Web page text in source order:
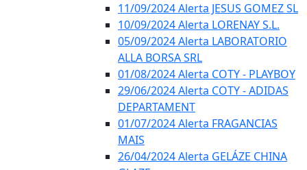
11/09/2024 Alerta JESUS GOMEZ SL
10/09/2024 Alerta LORENAY S.L.
05/09/2024 Alerta LABORATORIO
ALLA BORSA SRL
01/08/2024 Alerta COTY - PLAYBOY
29/06/2024 Alerta COTY - ADIDAS
DEPARTAMENT
01/07/2024 Alerta FRAGANCIAS
MAIS
26/04/2024 Alerta GELÁZE CHINA